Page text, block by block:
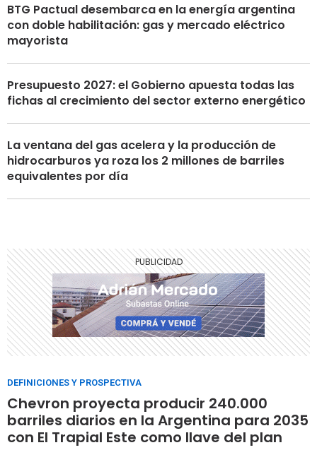
BTG Pactual desembarca en la energía argentina
con doble habilitación: gas y mercado eléctrico
mayorista
Presupuesto 2027: el Gobierno apuesta todas las
fichas al crecimiento del sector externo energético
La ventana del gas acelera y la producción de
hidrocarburos ya roza los 2 millones de barriles
equivalentes por día
DEFINICIONES Y PROSPECTIVA
Chevron proyecta producir 240.000
barriles diarios en la Argentina para 2035
con El Trapial Este como llave del plan